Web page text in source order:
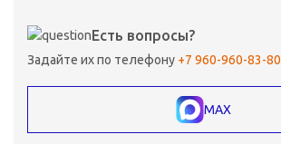
Есть вопросы?
Задайте их по телефону +7 960-960-83-80
MAX